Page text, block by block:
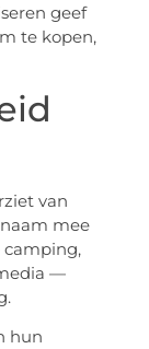
geef
te kopen,
van
mee
camping,
—
hun